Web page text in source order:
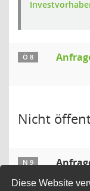
Diese Website
Ö 8
Nicht
N 9